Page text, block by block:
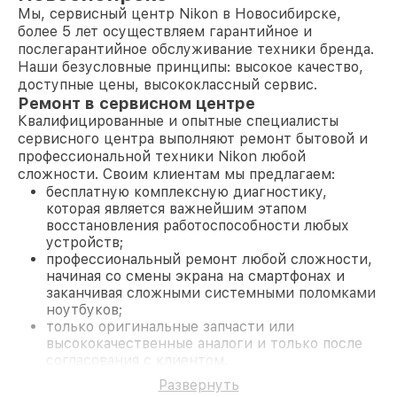
Мы, сервисный центр Nikon в Новосибирске,
более 5 лет осуществляем гарантийное и
послегарантийное обслуживание техники бренда.
Наши безусловные принципы: высокое качество,
доступные цены, высококлассный сервис.
Ремонт в сервисном центре
Квалифицированные и опытные специалисты
сервисного центра выполняют ремонт бытовой и
профессиональной техники Nikon любой
сложности. Своим клиентам мы предлагаем:
бесплатную комплексную диагностику,
которая является важнейшим этапом
восстановления работоспособности любых
устройств;
профессиональный ремонт любой сложности,
начиная со смены экрана на смартфонах и
заканчивая сложными системными поломками
ноутбуков;
только оригинальные запчасти или
высококачественные аналоги и только после
согласования с клиентом.
На все работы и замененные комплектующие
Развернуть